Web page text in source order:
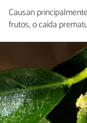
Causan
frutos, o caída